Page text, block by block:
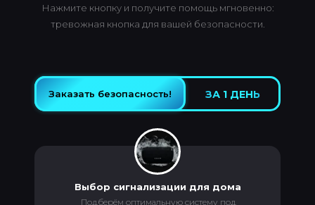
Заказать безопасность!
Нажмите кнопку и получите помощь мгновенно:
тревожная кнопка для вашей безопасности.
Заказать безопасность! ЗА 1 ДЕНЬ
Подберём оптимальную систему под
Выбор сигнализации для дома